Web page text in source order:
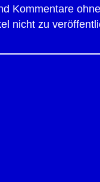
Kommentare
nicht zu